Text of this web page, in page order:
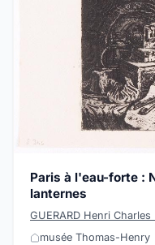
Paris à l'eau-forte :
lanternes
GUERARD Henri
musée Thomas-Henry